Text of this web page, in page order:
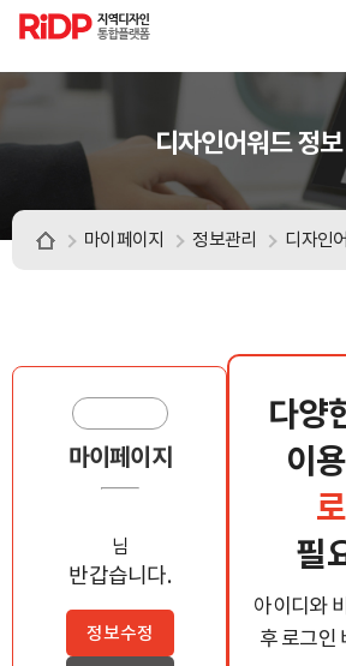
RiDP 지역디자인
통합플랫폼
열기 알림마당
열기
디자인어워드 정보
마이페이지 정보관리 디자인
마이페이지
님
반갑습니다.
정보수정
다양
이
필
아이디와
후 로그인